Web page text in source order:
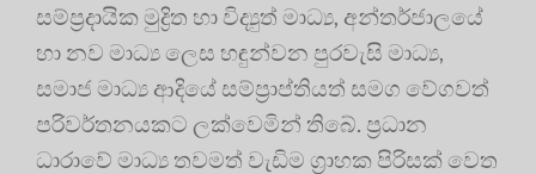
සම්ප්‍රදායික මුද්‍රිත හා විද්‍යුත් මාධ්‍ය, අන්තර්ජාලයේ
හා නව මාධ්‍ය ලෙස හඳුන්වන පුරවැසි මාධ්‍ය,
සමාජ මාධ්‍ය ආදියේ සම්ප්‍රාප්තියත් සමග වේගවත්
පරිවර්තනයකට ලක්වෙමින් තිබේ. ප්‍රධාන
ධාරාවේ මාධ්‍ය තවමත් වැඩිම ග්‍රාහක පිරිසක් වෙත